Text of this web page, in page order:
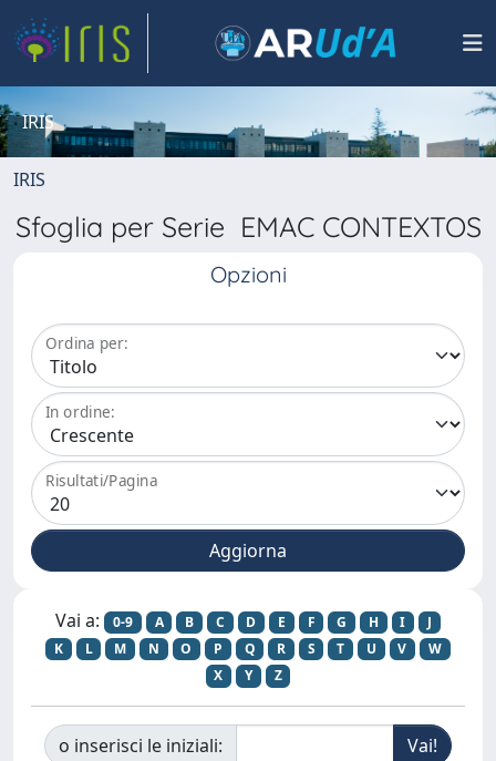
IRIS
IRIS
Sfoglia per Serie EMAC CONTEXTOS
Opzioni
Ordina per:
In ordine:
Risultati/Pagina
Vai a: 0-9 A B C D E F G H I
J
K
L M N O P Q R S T U V
W
X
Y Z
o inserisci le iniziali: